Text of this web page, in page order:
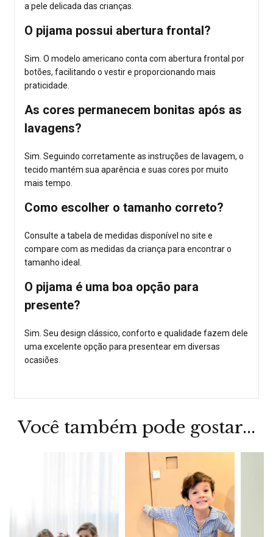
a pele delicada das crianças.
O pijama possui abertura frontal?
Sim. O modelo americano conta com abertura frontal por
botões, facilitando o vestir e proporcionando mais
praticidade.
As cores permanecem bonitas após as
lavagens?
Sim. Seguindo corretamente as instruções de lavagem, o
tecido mantém sua aparência e suas cores por muito
mais tempo.
Como escolher o tamanho correto?
Consulte a tabela de medidas disponível no site e
compare com as medidas da criança para encontrar o
tamanho ideal.
O pijama é uma boa opção para
presente?
Sim. Seu design clássico, conforto e qualidade fazem dele
uma excelente opção para presentear em diversas
ocasiões.
Você também pode gostar...